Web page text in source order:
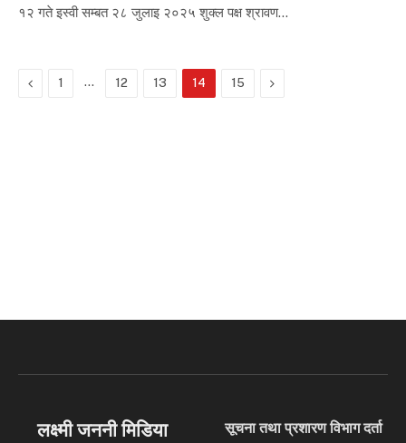
१२ गते इस्वी सम्बत २८ जुलाइ २०२५ शुक्ल पक्ष श्रावण…
Previous
1 … 12 13 14 15 Next
लक्ष्मी जननी मिडिया
सूचना तथा प्रशारण विभाग दर्ता